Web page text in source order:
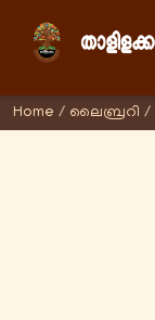
Home / ലൈബ്രറി /